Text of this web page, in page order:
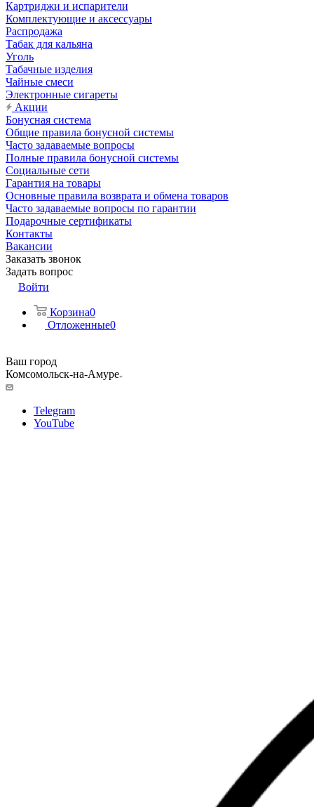
Картриджи и испарители
Комплектующие и аксессуары
Распродажа
Табак для кальяна
Уголь
Табачные изделия
Чайные смеси
Электронные сигареты
Акции
Бонусная система
Общие правила бонусной системы
Часто задаваемые вопросы
Полные правила бонусной системы
Социальные сети
Гарантия на товары
Основные правила возврата и обмена товаров
Часто задаваемые вопросы по гарантии
Подарочные сертификаты
Контакты
Вакансии
Заказать звонок
Задать вопрос
Войти
Корзина0
Отложенные0
Ваш город
Комсомольск-на-Амуре
Telegram
YouTube